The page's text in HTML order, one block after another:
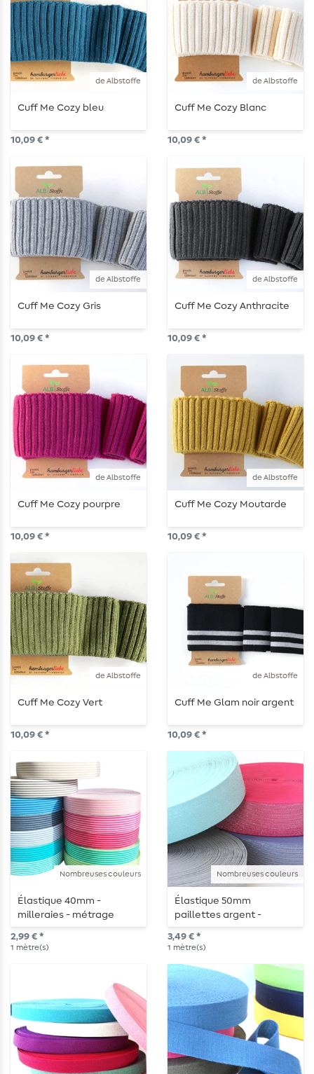
de Albstoffe
Cuff Me Cozy bleu
10,09 € *
de Albstoffe
Cuff Me Cozy Blanc
10,09 € *
de Albstoffe
Cuff Me Cozy Gris
10,09 € *
de Albstoffe
Cuff Me Cozy Anthracite
10,09 € *
de Albstoffe
Cuff Me Cozy pourpre
10,09 € *
de Albstoffe
Cuff Me Cozy Moutarde
10,09 € *
de Albstoffe
Cuff Me Cozy Vert
10,09 € *
de Albstoffe
Cuff Me Glam noir argent
10,09 € *
Nombreuses couleurs
Élastique 40mm -
milleraies - métrage
2,99 € *
1 mètre(s)
Nombreuses couleurs
Élastique 50mm
paillettes argent -
métrage
3,49 € *
1 mètre(s)